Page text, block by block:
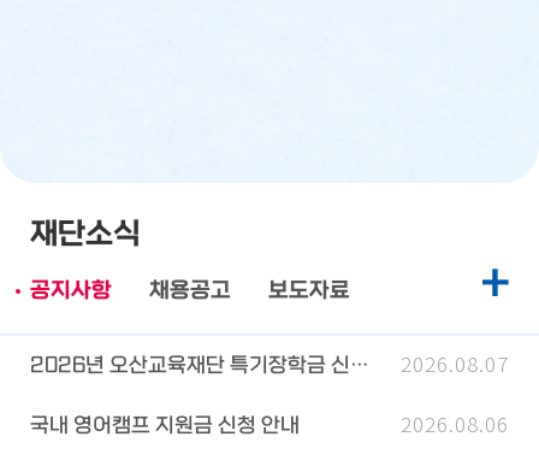
재단소식
공지사항 +
2026.08.07
2026년 오산교육재단 특기장학금 신청 안내
2026.08.06
국내 영어캠프 지원금 신청 안내
채용공고 보도자료